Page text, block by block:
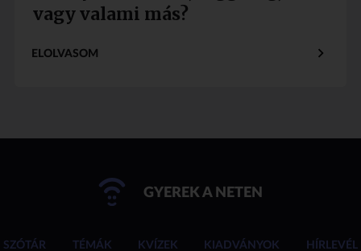
vagy valami más?
ELOLVASOM
GYEREK A NETEN
SZÓTÁR TÉMÁK KVÍZEK KIADVÁNYOK HÍRLEVÉL